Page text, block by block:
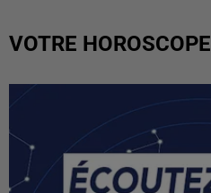
VOTRE HOROSCOPE